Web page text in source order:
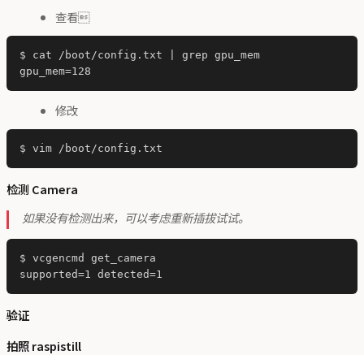
查看
$ cat /boot/config.txt | grep gpu_mem
修改
检测 Camera
如果没有检测出来，可以考虑重新插拔试试。
$ vcgencmd get_camera
验证
拍照 raspistill